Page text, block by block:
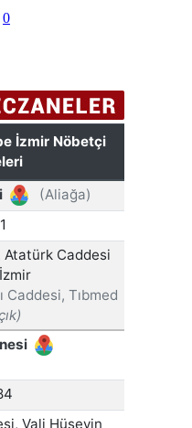
0